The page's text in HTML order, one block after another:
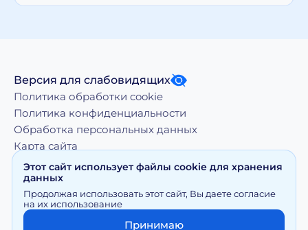
Версия для слабовидящих
Политика обработки cookie
Политика конфиденциальности
Обработка персональных данных
Карта сайта
использование материалов, размещенных на moy-
doktor.org возможно только с письменного разрешения
Правообладателя
Этот сайт использует файлы cookie для хранения
данных
Продолжая использовать этот сайт, Вы даете согласие
на их использование
Принимаю